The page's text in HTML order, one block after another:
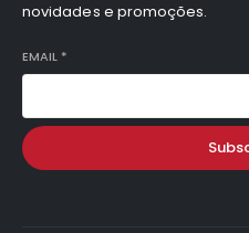
novidades e promoções.
EMAIL *